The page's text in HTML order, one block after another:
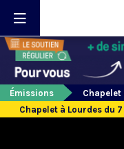
Émissions
Chapelet
Chapelet à Lourdes du